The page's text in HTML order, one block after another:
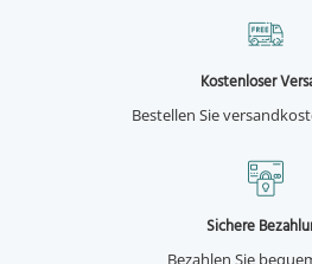
Kostenloser
Bestellen Sie
Sichere
Bezahlen Sie